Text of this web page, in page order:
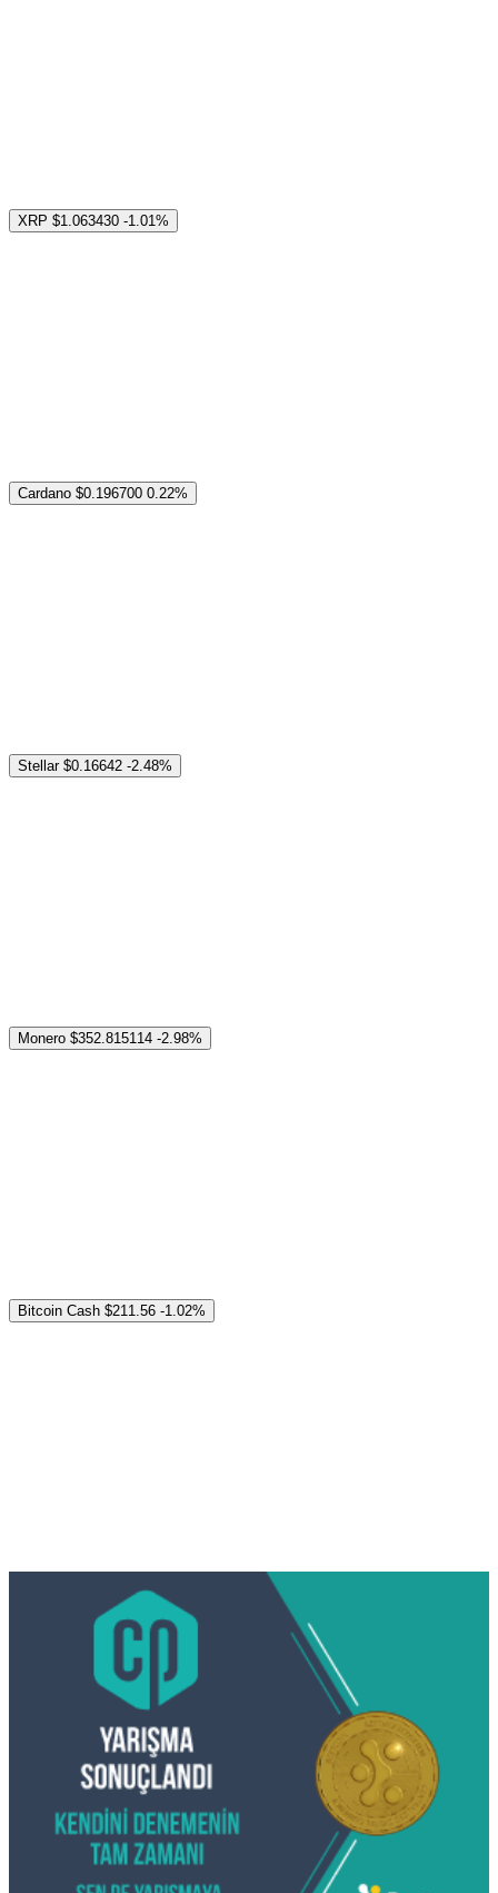
XRP $1.063430 -1.01%
Cardano $0.196700 0.22%
Stellar $0.16642 -2.48%
Monero $352.815114 -2.98%
Bitcoin Cash $211.56 -1.02%